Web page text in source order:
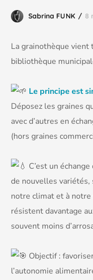
Sabrina FUNK 8
Lagrainothèque vient
bibliothèque
Le principe est
Déposez les graines
avec d’autres en
(hors graines
C’est un
de nouvelles
notre climat et à
résistent davantage
souvent moins
Objectif :
l’autonomie